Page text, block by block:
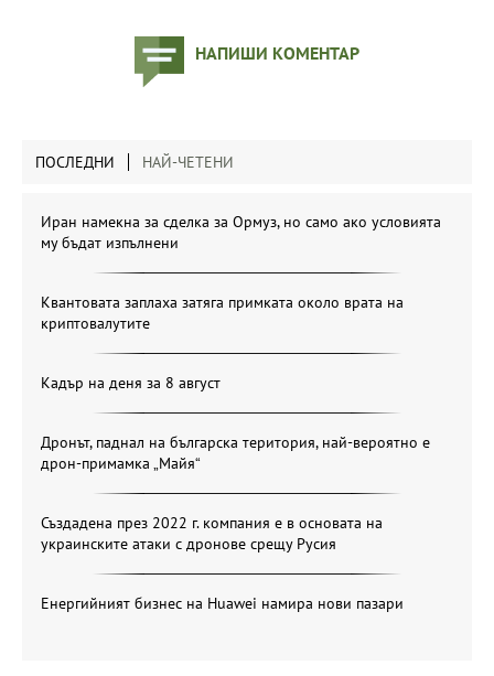
НАПИШИ КОМЕНТАР
ПОСЛЕДНИ НАЙ-ЧЕТЕНИ
Иран намекна за сделка за Ормуз, но само ако условията
му бъдат изпълнени
Квантовата заплаха затяга примката около врата на
криптовалутите
Кадър на деня за 8 август
Дронът, паднал на българска територия, най-вероятно е
дрон-примамка „Майя“
Създадена през 2022 г. компания е в основата на
украинските атаки с дронове срещу Русия
Енергийният бизнес на Huawei намира нови пазари